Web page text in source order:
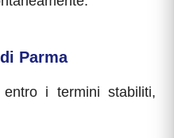
Parma
i termini stabiliti,